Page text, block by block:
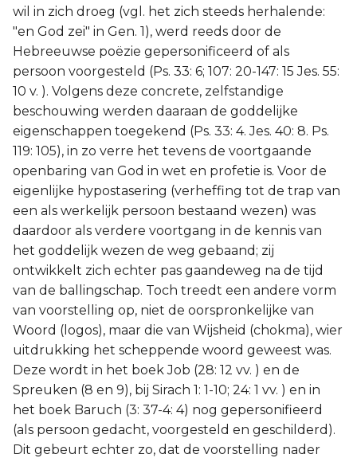
wil in zich droeg (vgl. het zich steeds herhalende:
"en God zei" in Gen. 1), werd reeds door de
Hebreeuwse poëzie gepersonificeerd of als
persoon voorgesteld (Ps. 33: 6; 107: 20-147: 15 Jes. 55:
10 v. ). Volgens deze concrete, zelfstandige
beschouwing werden daaraan de goddelijke
eigenschappen toegekend (Ps. 33: 4. Jes. 40: 8. Ps.
119: 105), in zo verre het tevens de voortgaande
openbaring van God in wet en profetie is. Voor de
eigenlijke hypostasering (verheffing tot de trap van
een als werkelijk persoon bestaand wezen) was
daardoor als verdere voortgang in de kennis van
het goddelijk wezen de weg gebaand; zij
ontwikkelt zich echter pas gaandeweg na de tijd
van de ballingschap. Toch treedt een andere vorm
van voorstelling op, niet de oorspronkelijke van
Woord (logos), maar die van Wijsheid (chokma), wier
uitdrukking het scheppende woord geweest was.
Deze wordt in het boek Job (28: 12 vv. ) en de
Spreuken (8 en 9), bij Sirach 1: 1-10; 24: 1 vv. ) en in
het boek Baruch (3: 37-4: 4) nog gepersonifieerd
(als persoon gedacht, voorgesteld en geschilderd).
Dit gebeurt echter zo, dat de voorstelling nader